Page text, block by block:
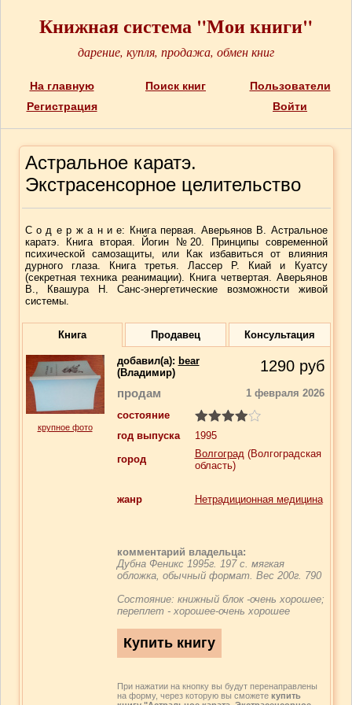
Книжная система "Мои книги"
дарение, купля, продажа, обмен книг
На главную Поиск книг
Пользователи
Регистрация
Войти
Астральное каратэ.
Экстрасенсорное целительство
С о д е р ж а н и е: Книга первая. Аверьянов В. Астральное
каратэ. Книга вторая. Йогин №20. Принципы современной
психической самозащиты, или Как избавиться от влияния
дурного глаза. Книга третья. Лассер Р. Киай и Куатсу
(секретная техника реанимации). Книга четвертая. Аверьянов
В., Квашура Н. Санс-энергетические возможности живой
системы.
Книга Продавец Консультация
крупное фото
добавил(a): bear
(Владимир)
1290 руб
продам
1 февраля 2026
состояние
год выпуска
1995
город
Волгоград(Волгоградская
область)
жанр Нетрадиционная медицина
комментарий владельца:
Дубна Феникс 1995г. 197 с. мягкая
обложка, обычный формат. Вес 200г. 790
Состояние: книжный блок -очень хорошее;
переплет - хорошее-очень хорошее
При нажатии на кнопку вы будут перенаправлены
на форму, через которую вы сможете купить